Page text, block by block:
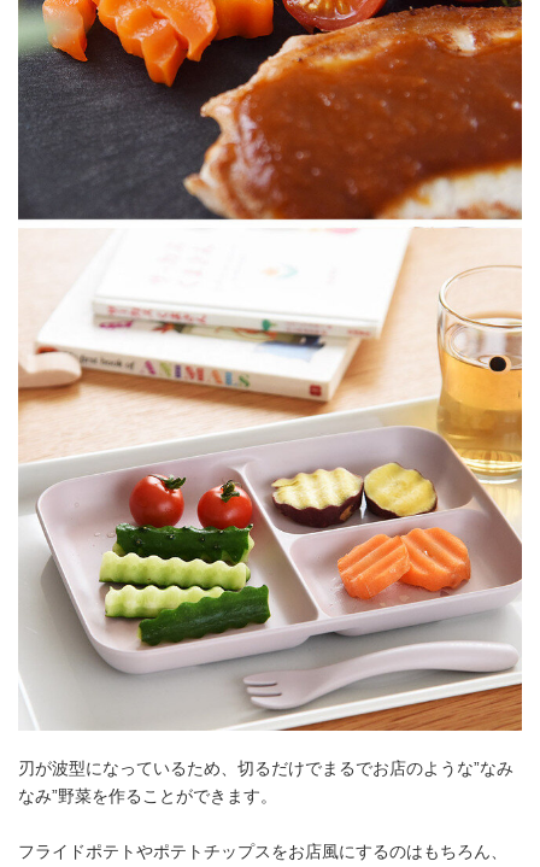
刃が波型になっているため、切るだけでまるでお店のような”なみ
なみ”野菜を作ることができます。
フライドポテトやポテトチップスをお店風にするのはもちろん、